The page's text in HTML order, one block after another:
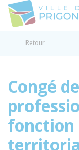
Retour
Congé
fonction